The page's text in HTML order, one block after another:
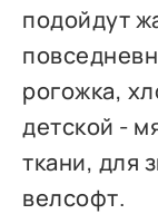
подойдут
рогожка,
детской -
ткани, для
велсофт.